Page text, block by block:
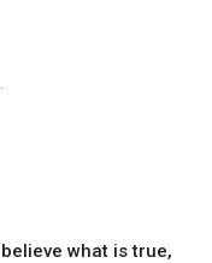
what is true,